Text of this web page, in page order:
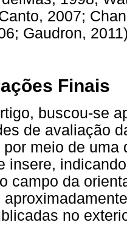
2007;
Gaudron,
Finais
buscou-se
de avaliação
meio de uma
insere,
campo da
no